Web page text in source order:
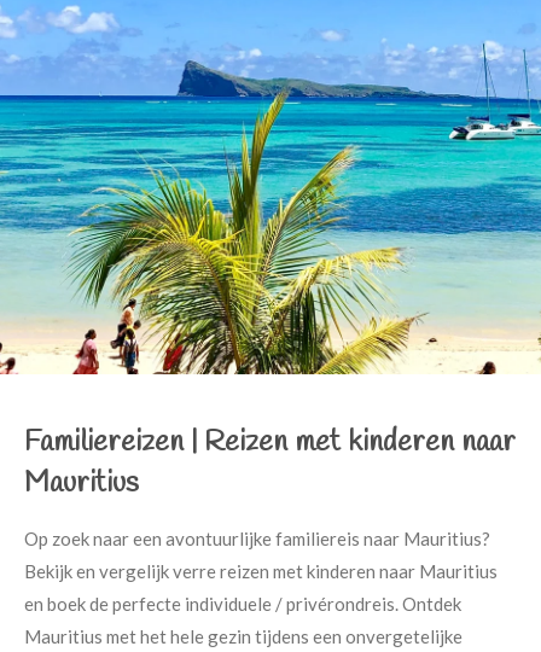
Familiereizen | Reizenmet kinderen naar
Mauritius
Op zoek naar een avontuurlijke familiereis naar Mauritius?
Bekijk en vergelijk verre reizen met kinderen naar Mauritius
en boek de perfecte individuele / privérondreis. Ontdek
Mauritius met het hele gezin tijdens een onvergetelijke